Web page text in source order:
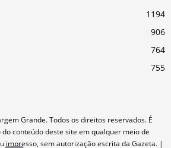
1194
906
764
755
Grande. Todos os direitos reservados. É
conteúdo deste site em qualquer meio de
impresso, sem autorização escrita da Gazeta. |